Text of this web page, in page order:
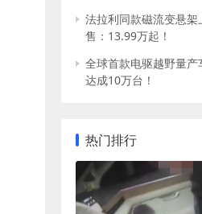
法拉利同款磁流变悬架
售：13.99万起！
全球首款电驱越野量
达成10万台！
热门排行